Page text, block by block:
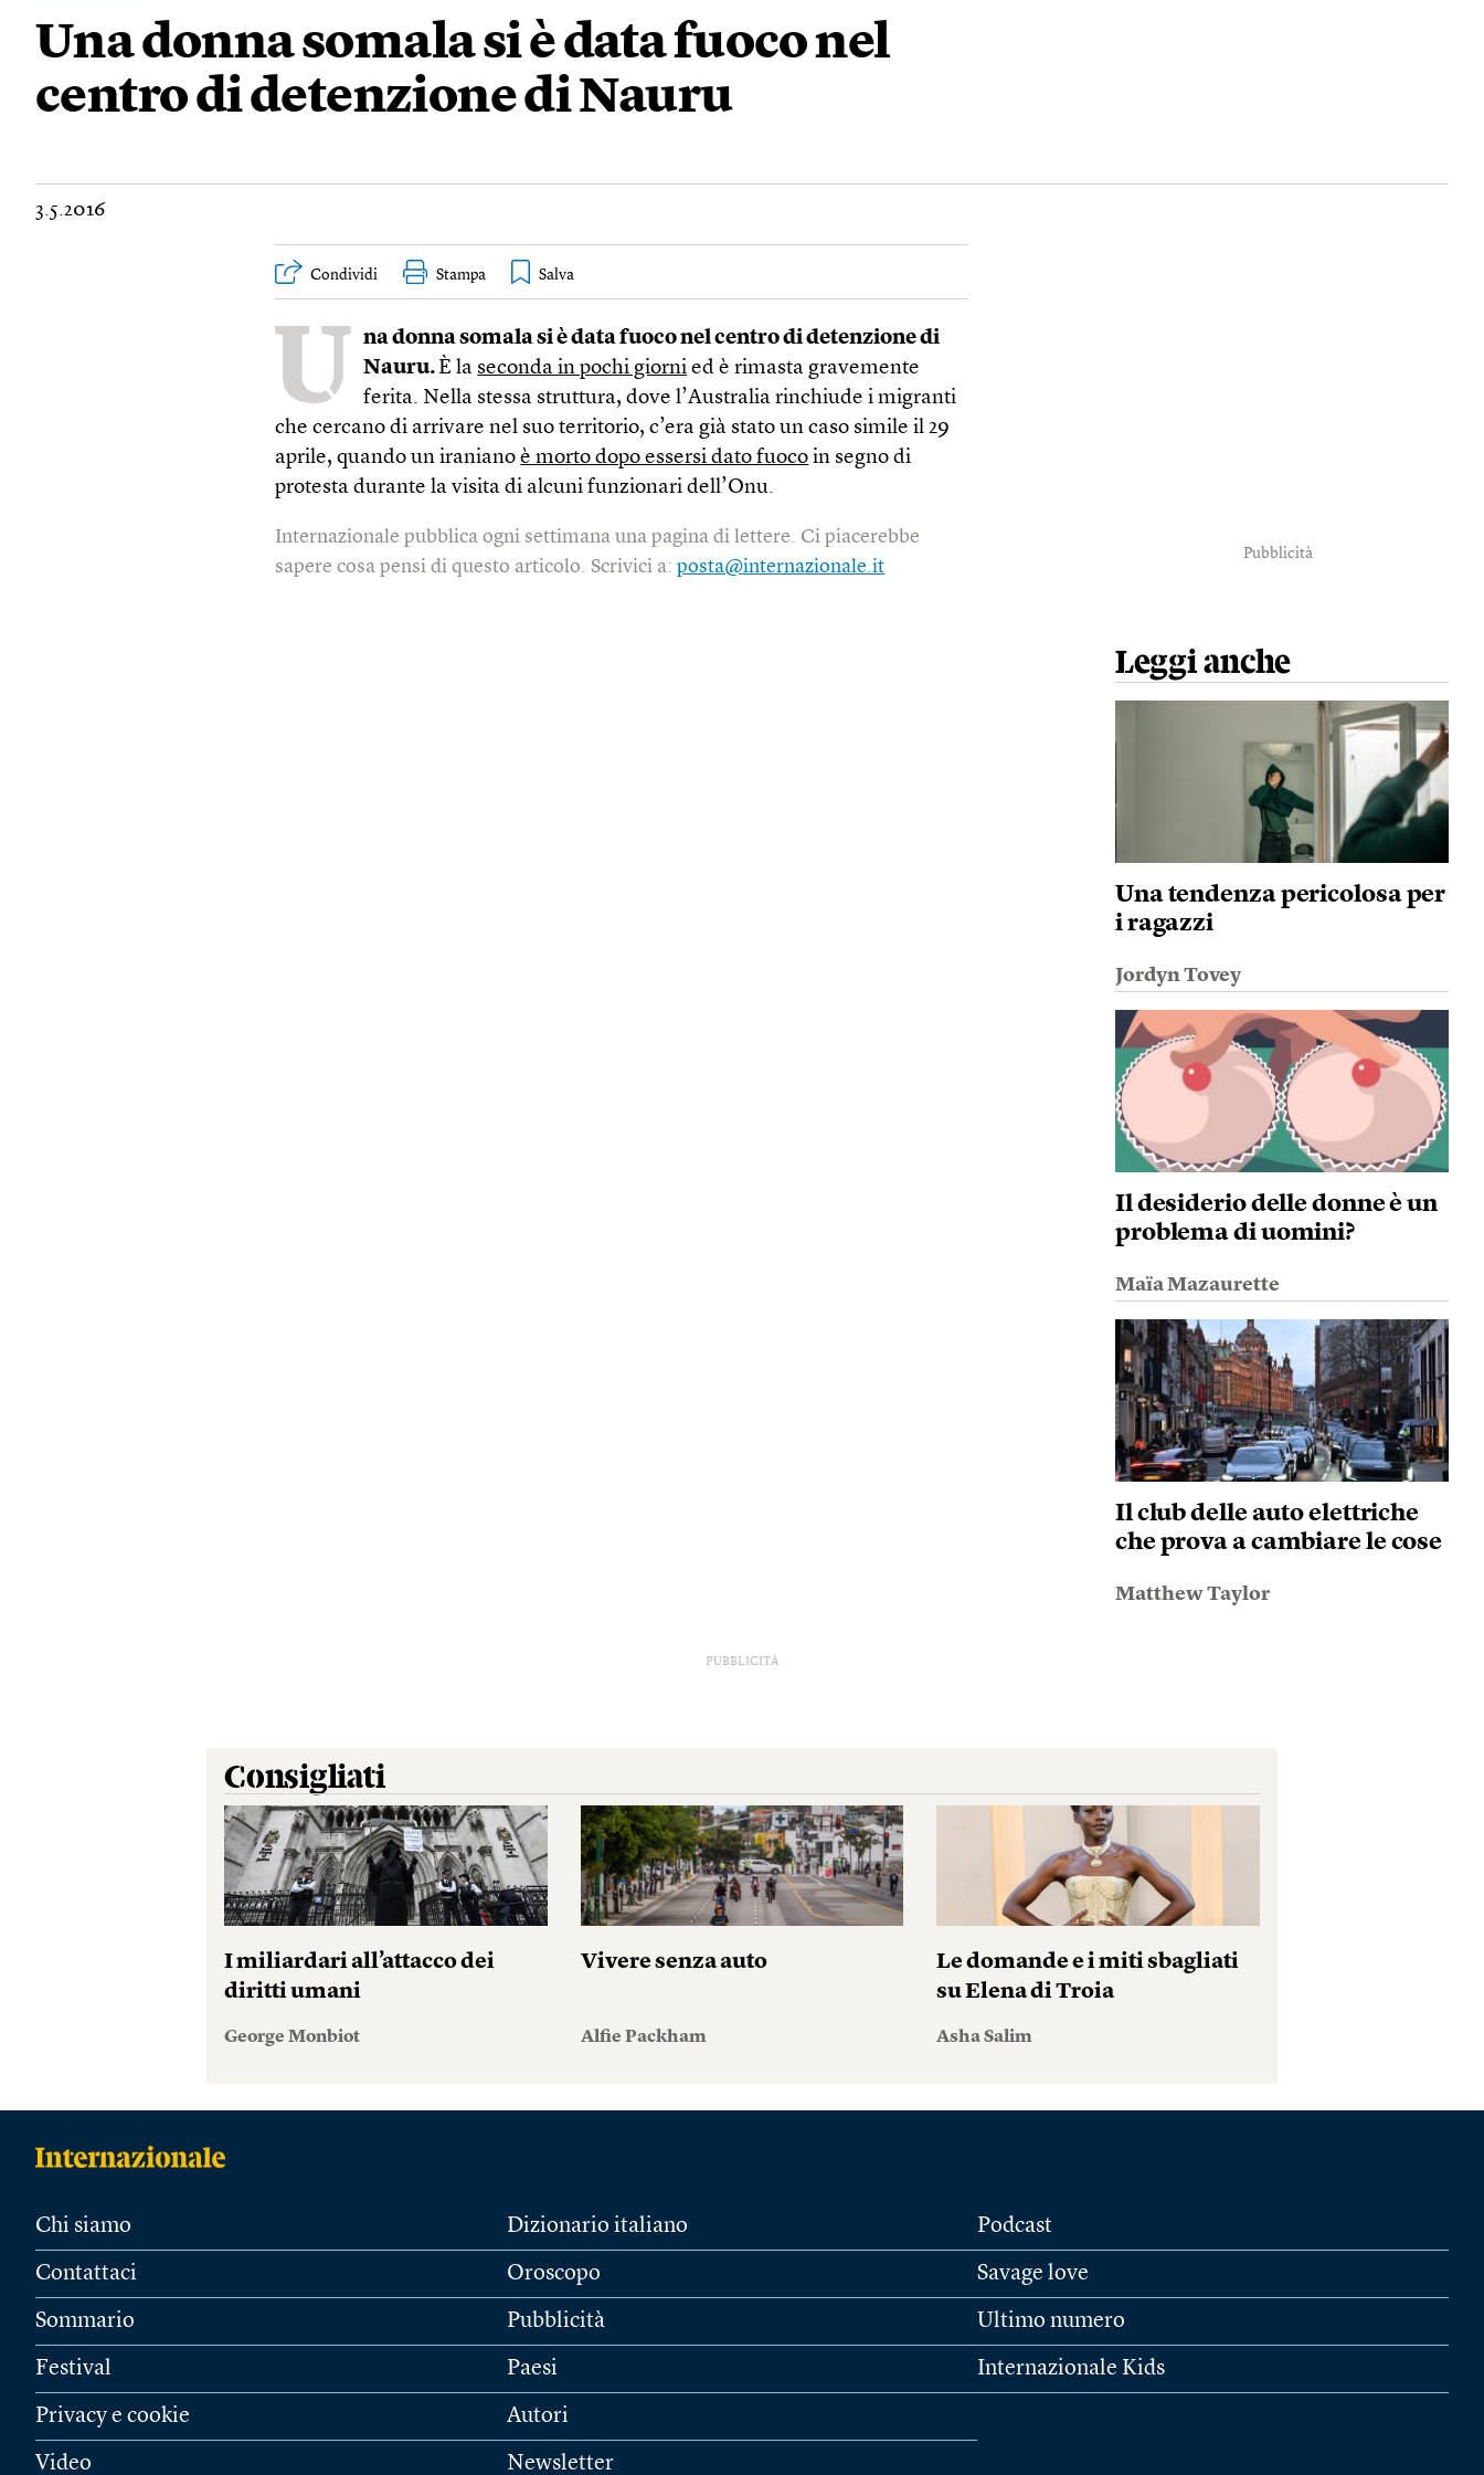
Una donna somala si è data fuoco nel
centro di detenzione di Nauru
3.5.2016
Condividi Stampa
U na donna somala si è data fuoco nel centro di detenzione di
Nauru. È la seconda in pochi giorni ed è rimasta gravemente
ferita. Nella stessa struttura, dove l’Australia rinchiude i migranti
che cercano di arrivare nel suo territorio, c’era già stato un caso simile il 29
aprile, quando un iranianoè morto dopo essersi dato fuoco in segno di
protesta durante la visita di alcuni funzionari dell’Onu.
Internazionale pubblica ogni settimana una pagina di lettere. Ci piacerebbe
sapere cosa pensi di questo articolo. Scrivici a:posta@internazionale.it
Pubblicità
Leggi anche
Una tendenza pericolosa per
i ragazzi
Jordyn Tovey
Il desiderio delle donne è un
problema di uomini?
Maïa Mazaurette
Il club delle auto elettriche
che prova a cambiare le cose
Matthew Taylor
PUBBLICITÀ
Consigliati
I miliardari all’attacco dei
diritti umani
George Monbiot
Vivere senza auto
Alfie Packham
Le domande e i miti sbagliati
su Elena di Troia
Asha Salim
Chi siamo
Contattaci
Sommario
Festival
Privacy e cookie
Video
Dizionario italiano
Oroscopo
Pubblicità
Paesi
Autori
Newsletter
Podcast
Savage love
Ultimo numero
Internazionale Kids